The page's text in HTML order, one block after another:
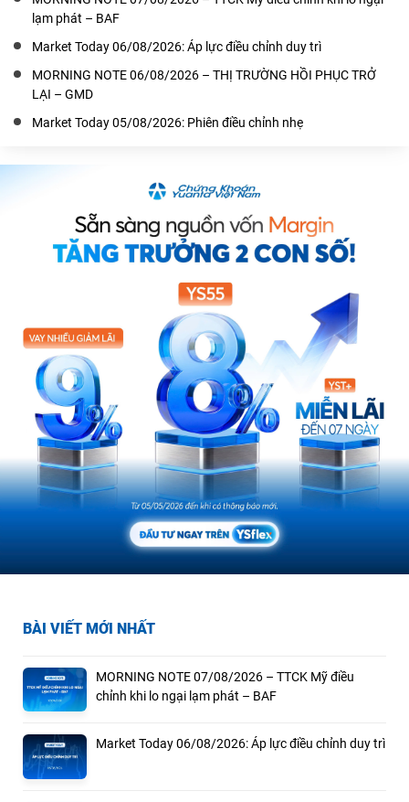
BÀI VIẾT MỚI NHẤT
MORNING NOTE 07/08/2026 – TTCK Mỹ điều
chỉnh khi lo ngại lạm phát – BAF
Market Today 06/08/2026: Áp lực điều chỉnh duy trì
lạm phát – BAF
Market Today 06/08/2026: Áp lực điều chỉnh duy trì
MORNING NOTE 06/08/2026 – THỊ TRƯỜNG HỒI PHỤC TRỞ
LẠI – GMD
Market Today 05/08/2026: Phiên điều chỉnh nhẹ